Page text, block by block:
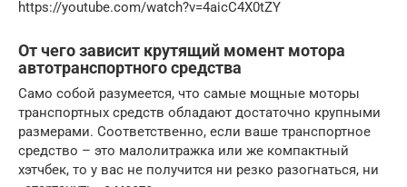
https://youtube.com/watch?v=4aicC4X0tZY
От чего зависит крутящий момент мотора
автотранспортного средства
Само собой разумеется, что самые мощные моторы
транспортных средств обладают достаточно крупными
размерами. Соответственно, если ваше транспортное
средство – это малолитражка или же компактный
хэтчбек, то у вас не получится ни резко разогнаться, ни